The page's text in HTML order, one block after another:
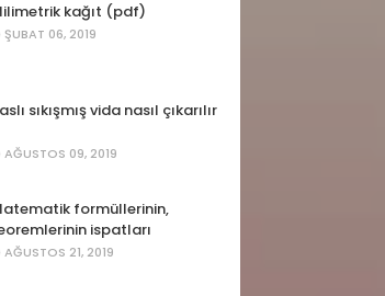
kağıt (pdf)
ŞUBAT 06, 2019
sıkışmış vida nasıl çıkarılır
AĞUSTOS 09, 2019
formüllerinin,
ispatları
AĞUSTOS 21, 2019